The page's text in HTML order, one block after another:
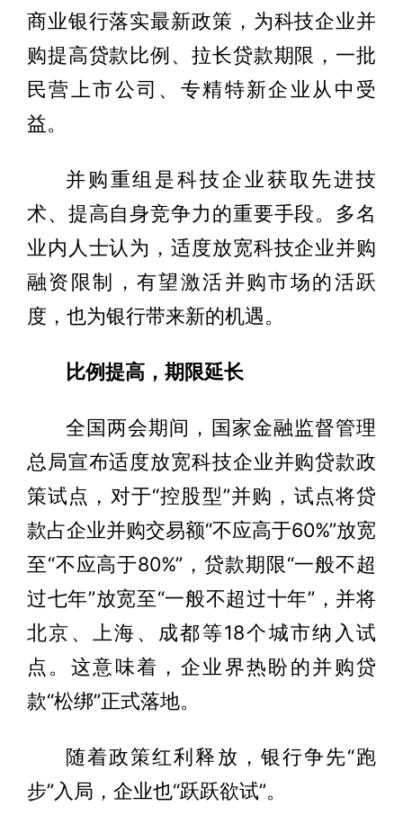
商业银行落实最新政策，为科技企业并
购提高贷款比例、拉长贷款期限，一批
民营上市公司、专精特新企业从中受
益。
并购重组是科技企业获取先进技
术、提高自身竞争力的重要手段。多名
业内人士认为，适度放宽科技企业并购
融资限制，有望激活并购市场的活跃
度，也为银行带来新的机遇。
比例提高，期限延长
全国两会期间，国家金融监督管理
总局宣布适度放宽科技企业并购贷款政
策试点，对于“控股型”并购，试点将贷
款占企业并购交易额“不应高于60%”放宽
至“不应高于80%”，贷款期限“一般不超
过七年”放宽至“一般不超过十年”，并将
北京、上海、成都等18个城市纳入试
点。这意味着，企业界热盼的并购贷
款“松绑”正式落地。
随着政策红利释放，银行争先“跑
步”入局，企业也“跃跃欲试”。